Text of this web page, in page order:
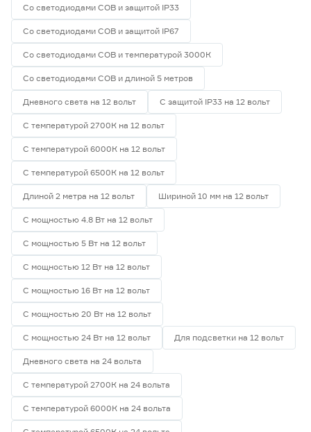
Со светодиодами СОВ и защитой IP33
Со светодиодами СОВ и защитой IP67
Со светодиодами СОВ и температурой 3000К
Со светодиодами СОВ и длиной 5 метров
Дневного света на 12 вольт С защитой IP33 на 12 вольт
С температурой 2700К на 12 вольт
С температурой 6000К на 12 вольт
С температурой 6500К на 12 вольт
Длиной 2 метра на 12 вольт Шириной 10 мм на 12 вольт
С мощностью 4.8 Вт на 12 вольт
С мощностью 5 Вт на 12 вольт
С мощностью 12 Вт на 12 вольт
С мощностью 16 Вт на 12 вольт
С мощностью 20 Вт на 12 вольт
С мощностью 24 Вт на 12 вольт Для подсветки на 12 вольт
Дневного света на 24 вольта
С температурой 2700К на 24 вольта
С температурой 6000К на 24 вольта